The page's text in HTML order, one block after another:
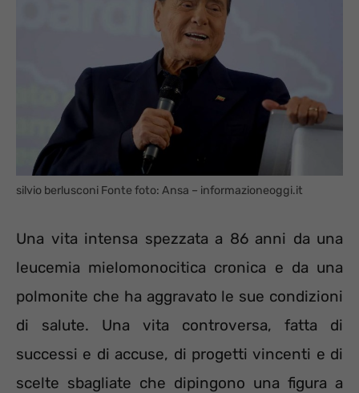
silvio berlusconi Fonte foto: Ansa – informazioneoggi.it
Una vita intensa spezzata a 86 anni da una
leucemia mielomonocitica cronica e da una
polmonite che ha aggravato le sue condizioni
di salute. Una vita controversa, fatta di
successi e di accuse, di progetti vincenti e di
scelte sbagliate che dipingono una figura a